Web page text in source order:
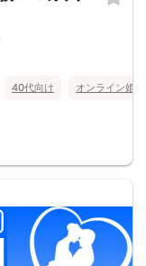
40代向け オンライン婚活